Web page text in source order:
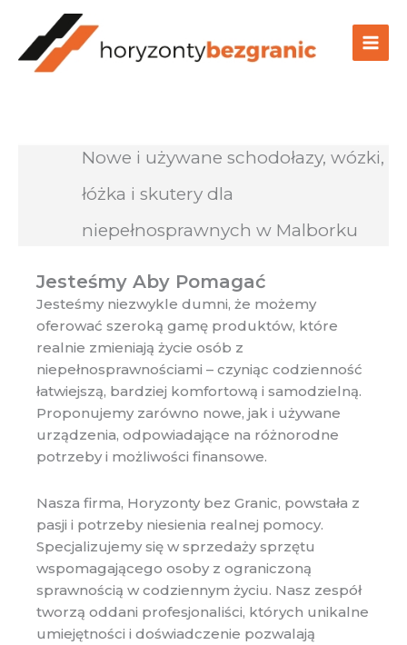
treści
Nowe i używane schodołazy, wózki,
łóżka i skutery dla
niepełnosprawnych w Malborku
Jesteśmy Aby Pomagać
Jesteśmy niezwykle dumni, że możemy
oferować szeroką gamę produktów, które
realnie zmieniają życie osób z
niepełnosprawnościami – czyniąc codzienność
łatwiejszą, bardziej komfortową i samodzielną.
Proponujemy zarówno nowe, jak i używane
urządzenia, odpowiadające na różnorodne
potrzeby i możliwości finansowe.
Nasza firma, Horyzonty bez Granic, powstała z
pasji i potrzeby niesienia realnej pomocy.
Specjalizujemy się w sprzedaży sprzętu
wspomagającego osoby z ograniczoną
sprawnością w codziennym życiu. Nasz zespół
tworzą oddani profesjonaliści, których unikalne
umiejętności i doświadczenie pozwalają